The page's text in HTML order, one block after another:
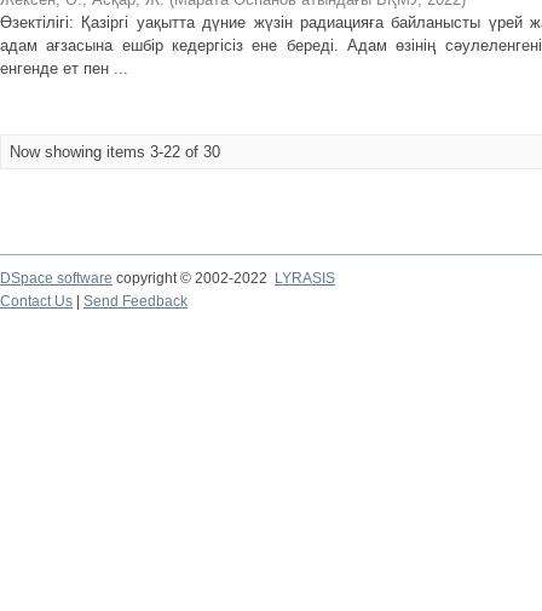
Өзектілігі: Қазіргі уақытта дүние жүзін радиацияға байланысты үрей
адам ағзасына ешбір кедергісіз ене береді. Адам өзінің
енгенде ет пен ...
Now showing items 3-22 of 30
DSpace software copyright © 2002-2022
LYRASIS
Contact Us
Send Feedback